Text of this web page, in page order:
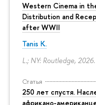
Western Cinema in
Distribution and
after WWII
Tanis K.
L.; NY: Routledge, 2026.
Статья
250 лет спустя.
африкано-